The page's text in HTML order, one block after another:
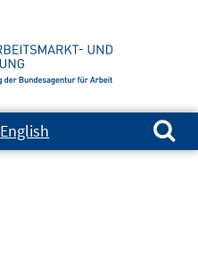
English
Suchen nach: